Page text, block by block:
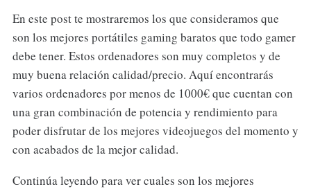
En este post te mostraremos los que consideramos que
son los mejores portátiles gaming baratos que todo gamer
debe tener. Estos ordenadores son muy completos y de
muy buena relación calidad/precio. Aquí encontrarás
varios ordenadores por menos de 1000€ que cuentan con
una gran combinación de potencia y rendimiento para
poder disfrutar de los mejores videojuegos del momento y
con acabados de la mejor calidad.
Continúa leyendo para ver cuales son los mejores